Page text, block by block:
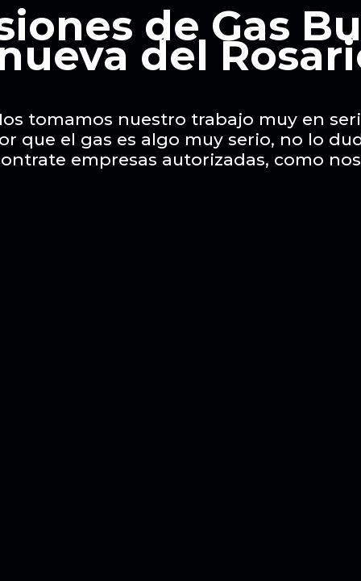
de Gas
del
tomamos nuestro trabajo muy en
que el gas es algo muy serio, no lo
empresas autorizadas, como